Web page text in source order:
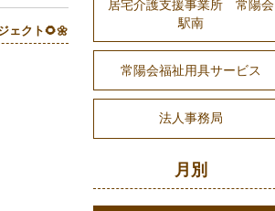
ェクト🌻🌼
居宅介護支援事業所 常陽会
駅南
常陽会福祉用具サービス
法人事務局
月別